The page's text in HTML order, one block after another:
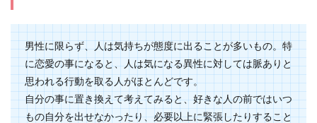
いの相手ほど...
ドレスの胸元にコサージュ！結婚式に
参加する祖母の服装について
男性に限らず、人は気持ちが態度に出ることが多いもの。特
に恋愛の事になると、人は気になる異性に対しては脈ありと
思われる行動を取る人がほとんどです。
自分の事に置き換えて考えてみると、好きな人の前ではいつ
もの自分を出せなかったり、必要以上に緊張したりすること